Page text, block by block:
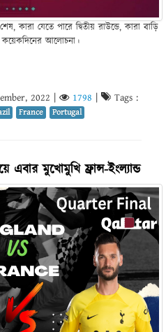
কারা যেতে পারে দ্বিতীয় রাউন্ডে, কারা বাড়ি
কয়েকদিনের আলোচনা।
2022 1798 Tags :
France Portugal
এবার মুখোমুখি ফ্রান্স-ইংল্যান্ড